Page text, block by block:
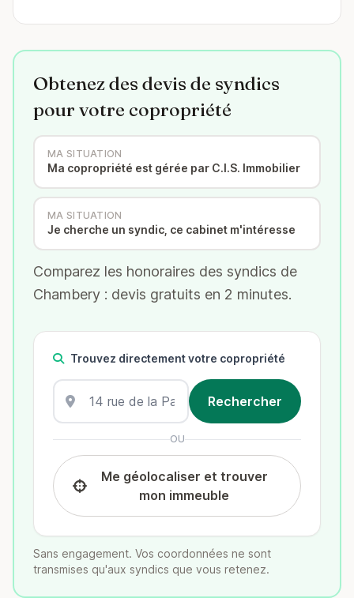
Obtenez des devis de syndics
pour votre copropriété
MA SITUATION
Ma copropriété est gérée par C.I.S. Immobilier
MA SITUATION
Je cherche un syndic, ce cabinet m'intéresse
Comparez les honoraires des syndics de
Chambery : devis gratuits en 2 minutes.
Trouvez directement votre copropriété
OU
Me géolocaliser et trouver
mon immeuble
Sans engagement. Vos coordonnées ne sont
transmises qu'aux syndics que vous retenez.